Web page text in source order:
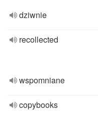
dziwnie
recollected
wspomniane
copybooks